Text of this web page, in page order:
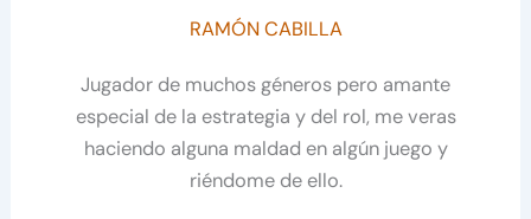
RAMÓN CABILLA
Jugador de muchos géneros pero amante
especial de la estrategia y del rol, me veras
haciendo alguna maldad en algún juego y
riéndome de ello.